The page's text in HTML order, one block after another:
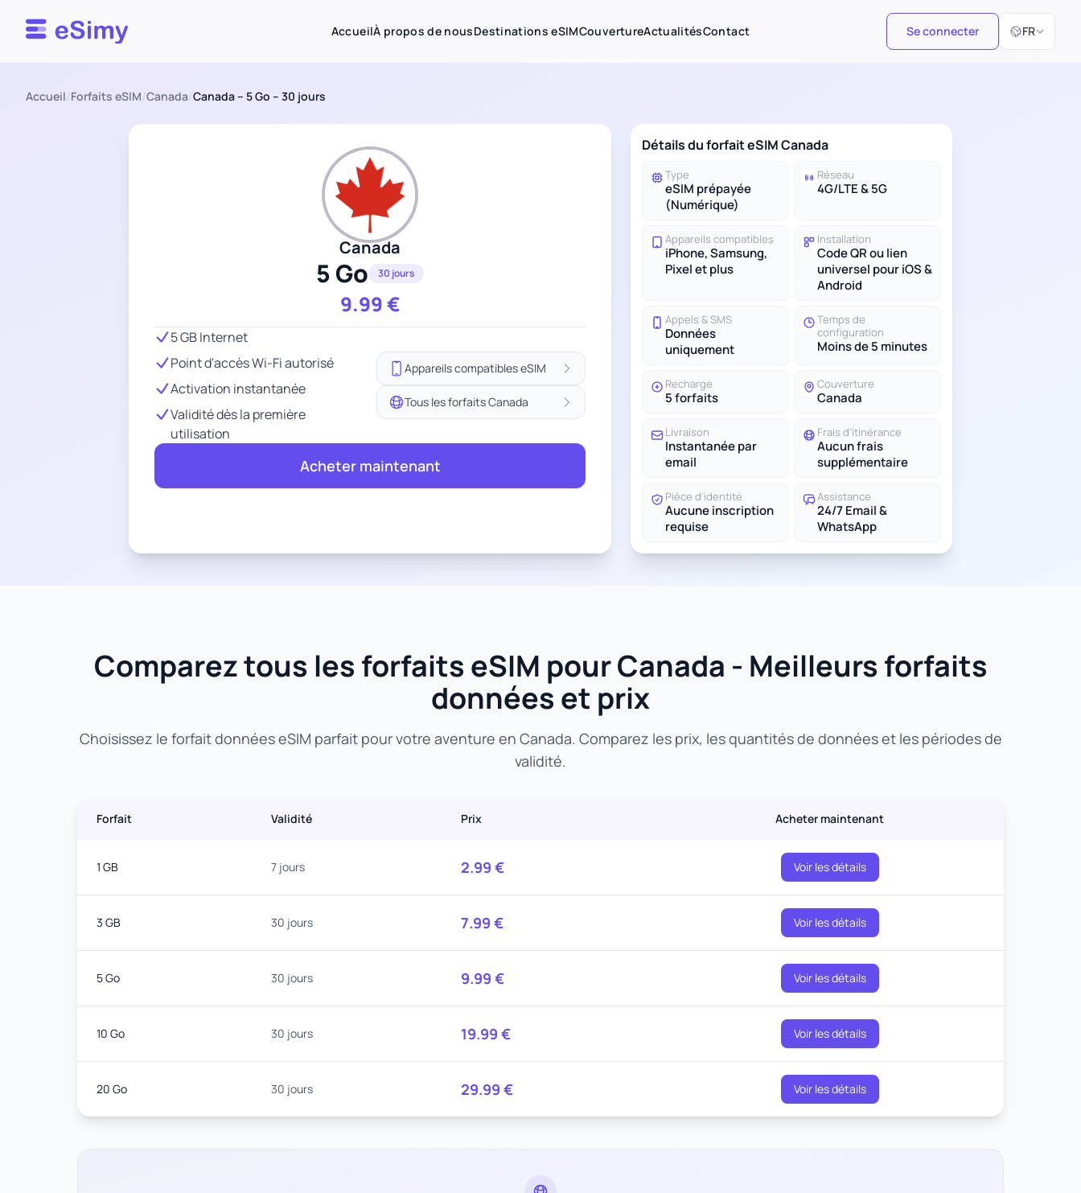
Esimy AccueilÀ propos de nousDestinations eSIMCouvertureActualitésContact Se connecter FR
Sélectionner
Accueil/Forfaits eSIM/Canada/Canada – 5 Go – 30 jours
Canada
5 Go 30 jours
9.99€
5 GB Internet
Point d'accès Wi-Fi autorisé
Activation instantanée
Validité dès la première
utilisation
Appareils compatibles eSIM
Tous les forfaits Canada
Acheter maintenant
Détails du forfait eSIM Canada
Type
eSIM prépayée
(Numérique)
Réseau
4G/LTE & 5G
Appareils compatibles
iPhone, Samsung,
Pixel et plus
Installation
Code QR ou lien
universel pour iOS &
Android
Appels & SMS
Données
uniquement
Temps de
configuration
Moins de 5 minutes
Recharge
5 forfaits
Couverture
Canada
Livraison
Instantanée par
email
Frais d'itinérance
Aucun frais
supplémentaire
Pièce d'identité
Aucune inscription
requise
Assistance
24/7 Email &
WhatsApp
Comparez tous les forfaits eSIM pour Canada - Meilleurs forfaits
données et prix
Choisissez le forfait données eSIM parfait pour votre aventure en Canada. Comparez les prix, les quantités de données et les périodes de
validité.
Forfait Validité Prix Acheter maintenant
1 GB 7 jours 2.99 € Voir les détails
3 GB 30 jours 7.99 € Voir les détails
5 Go 30 jours 9.99 € Voir les détails
10 Go 30 jours 19.99 € Voir les détails
20 Go 30 jours 29.99 € Voir les détails